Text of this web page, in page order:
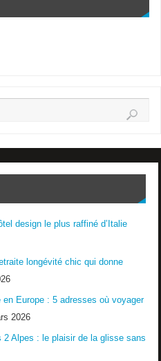
design le plus raffiné d’Italie
longévité chic qui donne
en Europe : 5 adresses où voyager
2026
Alpes : le plaisir de la glisse sans